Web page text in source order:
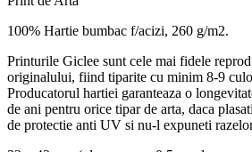
100% Hartie bumbac f/acizi, 260 g/m2.
Printurile Giclee sunt cele mai fidele
originalului, fiind tiparite cu minim 8-9
Producatorul hartiei garanteaza o
de ani pentru orice tipar de arta, daca
de protectie anti UV si nu-l expuneti